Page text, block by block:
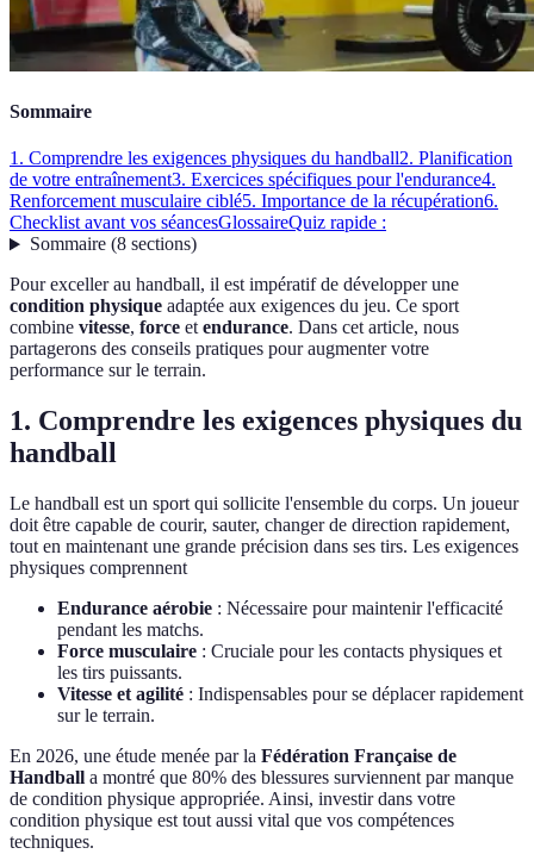
Sommaire
1. Comprendre les exigences physiques du handball2. Planification
de votre entraînement3. Exercices spécifiques pour l'endurance4.
Renforcement musculaire ciblé5. Importance de la récupération6.
Checklist avant vos séancesGlossaireQuiz rapide :
Sommaire(8 sections)
Pour exceller au handball, il est impératif de développer une
condition physique adaptée aux exigences du jeu. Ce sport
combine vitesse, force etendurance. Dans cet article, nous
partagerons des conseils pratiques pour augmenter votre
performance sur le terrain.
1. Comprendre les exigences physiques du
handball
Le handball est un sport qui sollicite l'ensemble du corps. Un joueur
doit être capable de courir, sauter, changer de direction rapidement,
tout en maintenant une grande précision dans ses tirs. Les exigences
physiques comprennent
Endurance aérobie : Nécessaire pour maintenir l'efficacité
pendant les matchs.
Force musculaire : Cruciale pour les contacts physiques et
les tirs puissants.
Vitesse et agilité : Indispensables pour se déplacer rapidement
sur le terrain.
En 2026, une étude menée par la Fédération Française de
Handball a montré que 80% des blessures surviennent par manque
de condition physique appropriée. Ainsi, investir dans votre
condition physique est tout aussi vital que vos compétences
techniques.